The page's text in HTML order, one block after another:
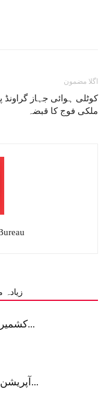
اگلا مضمون
کوٹلی ہوائی جہاز گراونڈ
ملکی فوج کا قبضہ
کشمیر کے لیے ٹرین: ریل را...
آپریشن سندھور: دنیا کے لی...